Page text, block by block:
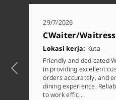
29/7/2026
C Langganan:
Waiter/
Lokasi kerja: Kuta
Friendly and dedicated
in providing excellent
orders accurately, and
dining experience.
to work effic…